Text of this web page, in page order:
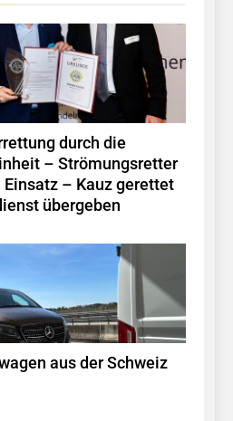
durch die
– Strömungsretter
– Kauz gerettet
übergeben
aus der Schweiz